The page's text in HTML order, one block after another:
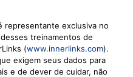
representante exclusiva no
treinamentos de
(www.innerlinks.com).
exigem seus dados para
e de dever de cuidar, não